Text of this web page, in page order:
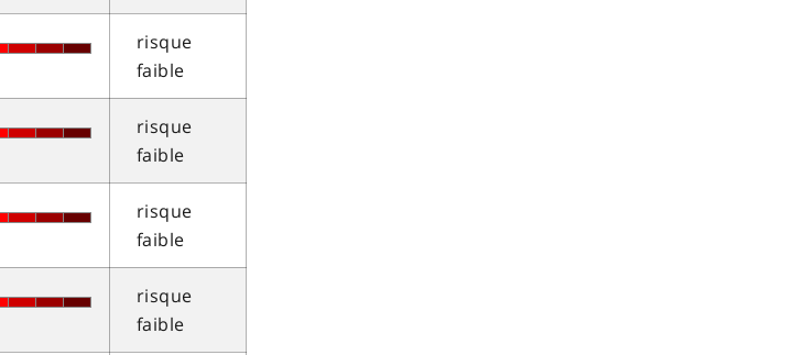
risque
faible
risque
faible
risque
faible
risque
faible